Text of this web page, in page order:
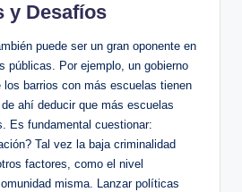
y Desafíos
puede ser un gran oponente en
públicas. Por ejemplo, un gobierno
los barrios con más escuelas tienen
ahí deducir que más escuelas
Es fundamental cuestionar:
Tal vez la baja criminalidad
factores, como el nivel
misma. Lanzar políticas